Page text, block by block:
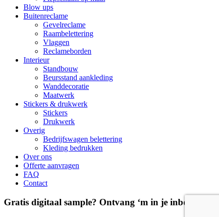
Blow ups
Buitenreclame
Gevelreclame
Raambelettering
Vlaggen
Reclameborden
Interieur
Standbouw
Beursstand aankleding
Wanddecoratie
Maatwerk
Stickers & drukwerk
Stickers
Drukwerk
Overig
Bedrijfswagen belettering
Kleding bedrukken
Over ons
Offerte aanvragen
FAQ
Contact
Gratis digitaal sample? Ontvang ‘m in je inbox!